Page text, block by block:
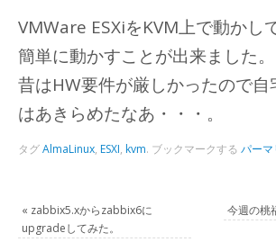
VMWare ESXiをKVM上で動かし
簡単に動かすことが出来ました。
昔はHW要件が厳しかったので自
はあきらめたなあ・・・。
タグAlmaLinux, ESXI, kvm. ブックマークするパーマ
« zabbix5.xからzabbix6に
upgradeしてみた。
今週の桃